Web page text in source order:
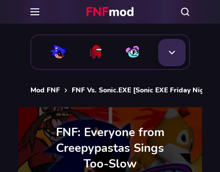
Mod FNF FNF Vs. Sonic.EXE [Sonic EXE Friday Night
FNF: Everyone from
Creepypastas Sings
Too-Slow